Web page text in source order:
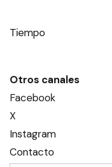
Tiempo
Otros canales
Facebook
X
Instagram
Contacto